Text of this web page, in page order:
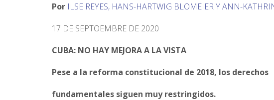
Por ILSE REYES, HANS-HARTWIG BLOMEIER Y ANN-
17 DE SEPTOEMBRE DE 2020
CUBA: NO HAY MEJORA A LA VISTA
Pese a la reforma constitucional de 2018, los derechos
fundamentales siguen muy restringidos.